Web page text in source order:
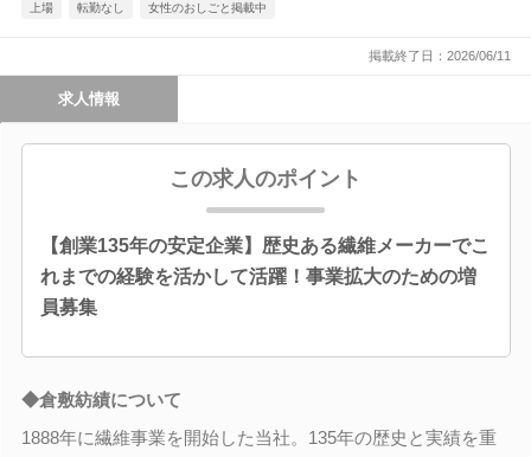
上場 転勤なし 女性のおしごと掲載中
掲載終了日：2026/06/11
求人情報
この求人のポイント
【創業135年の安定企業】歴史ある繊維メーカーでこ
れまでの経験を活かして活躍！事業拡大のための増
員募集
◆倉敷紡績について
1888年に繊維事業を開始した当社。135年の歴史と実績を重